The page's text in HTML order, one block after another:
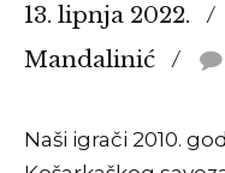
13. lipnja 2022.
Mandalinić
Naši igrači 2010.